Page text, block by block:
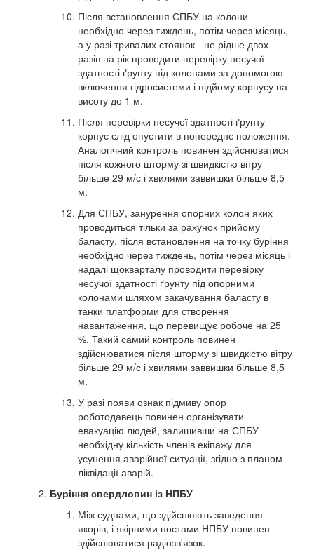
Після встановлення СПБУ на колони
необхідно через тиждень, потім через місяць,
а у разі тривалих стоянок - не рідше двох
разів на рік проводити перевірку несучої
здатності ґрунту під колонами за допомогою
включення гідросистеми і підйому корпусу на
висоту до 1 м.
Після перевірки несучої здатності ґрунту
корпус слід опустити в попереднє положення.
Аналогічний контроль повинен здійснюватися
після кожного шторму зі швидкістю вітру
більше 29 м/с і хвилями заввишки більше 8,5
м.
Для СПБУ, занурення опорних колон яких
проводиться тільки за рахунок прийому
баласту, після встановлення на точку буріння
необхідно через тиждень, потім через місяць і
надалі щокварталу проводити перевірку
несучої здатності ґрунту під опорними
колонами шляхом закачування баласту в
танки платформи для створення
навантаження, що перевищує робоче на 25
%. Такий самий контроль повинен
здійснюватися після шторму зі швидкістю вітру
більше 29 м/с і хвилями заввишки більше 8,5
м.
У разі появи ознак підмиву опор
роботодавець повинен організувати
евакуацію людей, залишивши на СПБУ
необхідну кількість членів екіпажу для
усунення аварійної ситуації, згідно з планом
ліквідації аварій.
Буріння свердловин із НПБУ
Між суднами, що здійснюють заведення
якорів, і якірними постами НПБУ повинен
здійснюватися радіозв'язок.